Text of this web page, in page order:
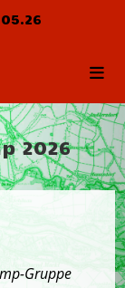
2026
Gruppe